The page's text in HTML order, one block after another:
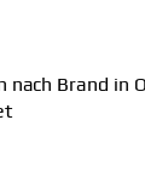
nach Brand in